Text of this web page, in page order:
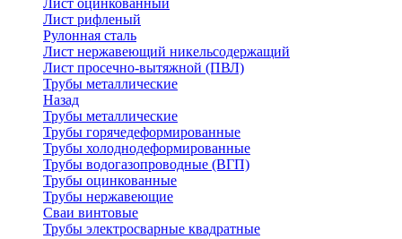
Лист оцинкованный
Лист рифленый
Рулонная сталь
Лист нержавеющий никельсодержащий
Лист просечно-вытяжной (ПВЛ)
Трубы металлические
Назад
Трубы металлические
Трубы горячедеформированные
Трубы холоднодеформированные
Трубы водогазопроводные (ВГП)
Трубы оцинкованные
Трубы нержавеющие
Сваи винтовые
Трубы электросварные квадратные